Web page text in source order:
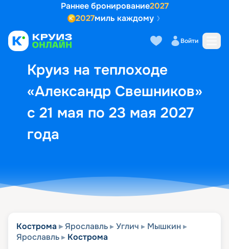
Раннее бронирование2027
2027миль каждому
Войти
Круиз на теплоходе
«Александр Свешников»
с 21 мая по 23 мая 2027
года
Выбор кают Маршрут и
Кострома Ярославль Углич
Мышкин
Ярославль
Кострома